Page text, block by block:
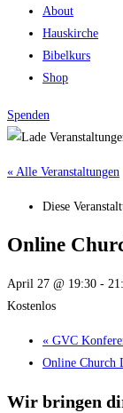
About
Hauskirche
Bibelkurs
Shop
Spenden
« Alle Veranstaltungen
Diese
Online
April 27 @ 19:30 -
Kostenlos
« GVC
Online Church
Wir bringen